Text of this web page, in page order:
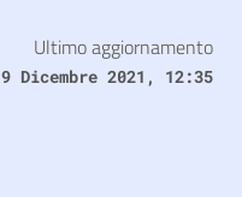
Ultimo aggiornamento
9 Dicembre 2021, 12:35